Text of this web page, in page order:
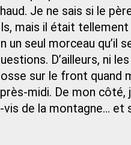
Je ne sais si le
mais il était
un seul morceau qu’il
D’ailleurs, ni
sur le front quand
De mon
vis de la montagne… et